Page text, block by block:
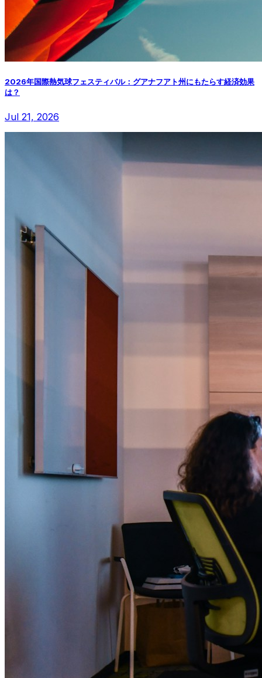
2026年国際熱気球フェスティバル：グアナフアト州にもたらす経済効果
は？
Jul 21, 2026